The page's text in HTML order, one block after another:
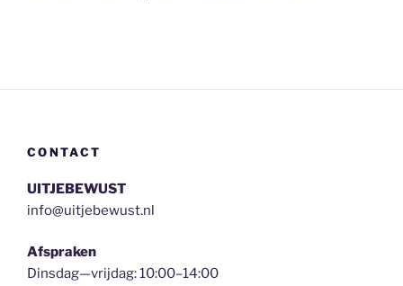
CONTACT
UITJEBEWUST
info@uitjebewust.nl
Afspraken
Dinsdag—vrijdag: 10:00–14:00